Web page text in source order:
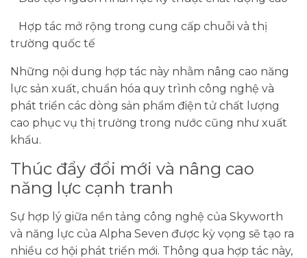
Hợp tác mở rộng trong cung cấp chuỗi và thị
trường quốc tế
Những nội dung hợp tác này nhằm nâng cao năng
lực sản xuất, chuẩn hóa quy trình công nghệ và
phát triển các dòng sản phẩm điện tử chất lượng
cao phục vụ thị trường trong nước cũng như xuất
khẩu.
Thúc đẩy đổi mới và nâng cao
năng lực cạnh tranh
Sự hợp lý giữa nền tảng công nghệ của Skyworth
và năng lực của Alpha Seven được kỳ vọng sẽ tạo ra
nhiều cơ hội phát triển mới. Thông qua hợp tác này,